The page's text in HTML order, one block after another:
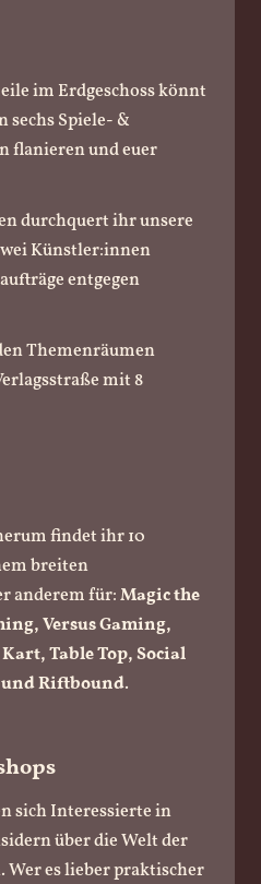
im Erdgeschoss könnt
sechs Spiele- &
flanieren und euer
durchquert ihr unsere
Künstler:innen
entgegen
Themenräumen
mit 8
findet ihr 10
breiten
anderem für:Magic the
Versus Gaming,
Table Top, Social
Riftbound.
sich Interessierte in
über die Welt der
Wer es lieber praktischer